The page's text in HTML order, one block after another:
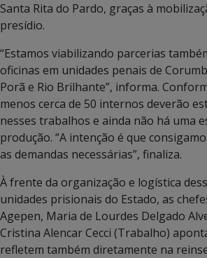
Santa Rita do Pardo, graças à
presídio.
“Estamos viabilizando parcerias
oficinas em unidades penais de
Porã e Rio Brilhante”, informa.
menos cerca de 50 internos deverão
nesses trabalhos e ainda não há uma
produção. “A intenção é que
as demandas necessárias”, finaliza.
À frente da organização e logística
unidades prisionais do Estado, as
Agepen, Maria de Lourdes Delgado
Cristina Alencar Cecci (Trabalho)
refletem também diretamente na